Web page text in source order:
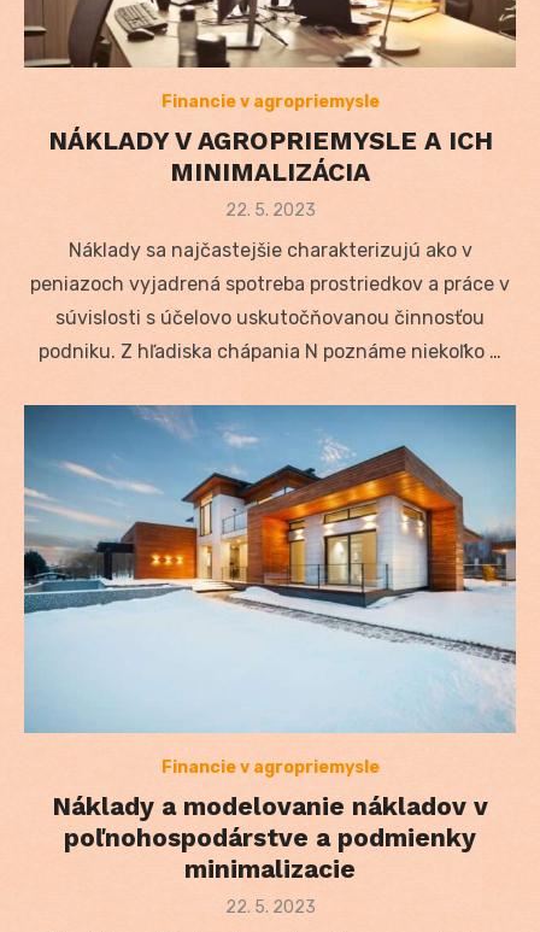
Financie v agropriemysle
NÁKLADY V AGROPRIEMYSLE A ICH
MINIMALIZÁCIA
Posted
22. 5. 2023
Náklady sa najčastejšie charakterizujú ako v
peniazoch vyjadrená spotreba prostriedkov a práce v
súvislosti s účelovo uskutočňovanou činnosťou
podniku. Z hľadiska chápania N poznáme niekoľko …
Financie v agropriemysle
Náklady a modelovanie nákladov v
poľnohospodárstve a podmienky
minimalizacie
Posted
22. 5. 2023